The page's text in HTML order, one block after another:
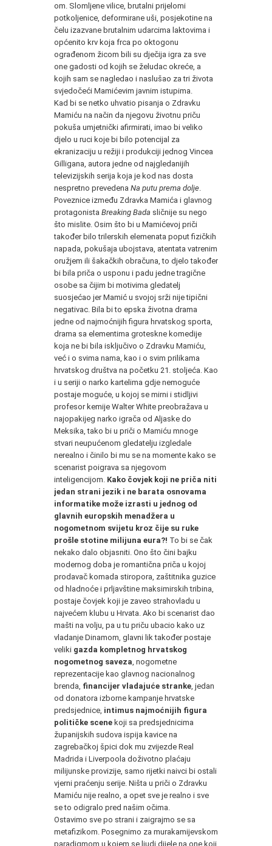
om. Slomljene vilice, brutalni prijelomi
potkoljenice, deformirane uši, posjekotine na
čelu izazvane brutalnim udarcima laktovima i
općenito krv koja frca po oktogonu
ograđenom žicom bili su dječija igra za sve
one gadosti od kojih se želudac okreće, a
kojih sam se nagledao i naslušao za tri života
svjedočeći Mamićevim javnim istupima.
Kad bi se netko uhvatio pisanja o Zdravku
Mamiću na način da njegovu životnu priču
pokuša umjetnički afirmirati, imao bi veliko
djelo u ruci koje bi bilo potencijal za
ekranizaciju u režiji i produkciji jednog Vincea
Gilligana, autora jedne od najgledanijih
televizijskih serija koja je kod nas dosta
nespretno prevedena Na putu prema dolje
Poveznice između Zdravka Mamića i glavnog
protagonista Breaking Bada sličnije su nego
što mislite. Osim što bi u Mamićevoj priči
također bilo trilerskih elemenata poput fizičkih
napada, pokušaja ubojstava, atentata vatrenim
oružjem ili šakačkih obračuna, to djelo također
bi bila priča o usponu i padu jedne tragične
osobe sa čijim bi motivima gledatelj
suosjećao jer Mamić u svojoj srži nije tipični
negativac. Bila bi to epska životna drama
jedne od najmoćnijih figura hrvatskog sporta,
drama sa elementima groteskne komedije
koja ne bi bila isključivo o Zdravku Mamiću,
već i o svima nama, kao i o svim prilikama
hrvatskog društva na početku 21. stoljeća. Kao
i u seriji o narko kartelima gdje nemoguće
postaje moguće, u kojoj se mirni i stidljivi
profesor kemije Walter White preobražava u
najopakijeg narko igrača od Aljaske do
Meksika, tako bi u priči o Mamiću mnoge
stvari neupućenom gledatelju izgledale
nerealno i činilo bi mu se na momente kako se
scenarist poigrava sa njegovom
inteligencijom. Kako čovjek koji ne priča niti
jedan strani jezik i ne barata osnovama
informatike može izrasti u jednog od
glavnih europskih menadžera u
nogometnom svijetu kroz čije su ruke
prošle stotine milijuna eura?! To bi se čak
nekako dalo objasniti. Ono što čini bajku
modernog doba je romantična priča u kojoj
prodavač komada stiropora, zaštitnika guzice
od hladnoće i prljavštine maksimirskih tribina,
postaje čovjek koji je zaveo strahovladu u
najvećem klubu u Hrvata. Ako bi scenarist dao
mašti na volju, pa u tu priču ubacio kako uz
vladanje Dinamom, glavni lik također postaje
veliki gazda kompletnog hrvatskog
nogometnog saveza , nogometne
reprezentacije kao glavnog nacionalnog
brenda, financijer vladajuće stranke , jedan
od donatora izborne kampanje hrvatske
predsjednice, intimus najmoćnijih figura
političke scene koji sa predsjednicima
županijskih sudova ispija kavice na
zagrebačkoj špici dok mu zvijezde Real
Madrida i Liverpoola doživotno plaćaju
milijunske provizije, samo rijetki naivci bi ostali
vjerni praćenju serije. Ništa u priči o Zdravku
Mamiću nije realno, a opet sve je realno i sve
se to odigralo pred našim očima.
Ostavimo sve po strani i zaigrajmo se sa
metafizikom. Posegnimo za murakamijevskom
paradigmom u kojem se ljudi dijele na one koji